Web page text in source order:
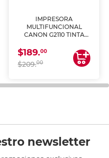
IMPRESORA
MULTIFUNCIONAL
CANON G2110 TINTA
$189.00
$209.00
newsletter